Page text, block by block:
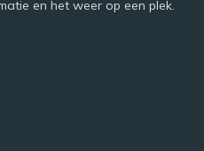
en het weer op een plek.